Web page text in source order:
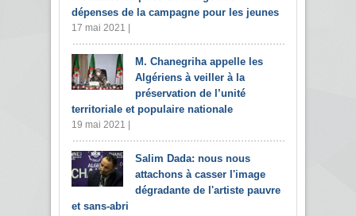
dépenses de la campagne pour les jeunes
17 mai 2021 |
M. Chanegriha appelle les
Algériens à veiller à la
préservation de l’unité
territoriale et populaire nationale
19 mai 2021 |
Salim Dada: nous nous
attachons à casser l'image
dégradante de l'artiste pauvre
et sans-abri